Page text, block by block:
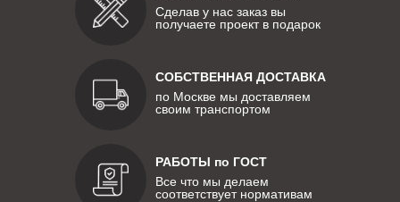
Сделав у нас заказ вы
получаете проект в подарок
СОБСТВЕННАЯ ДОСТАВКА
по Москве мы доставляем
своим транспортом
РАБОТЫ по ГОСТ
Все что мы делаем
соответствует нормативам